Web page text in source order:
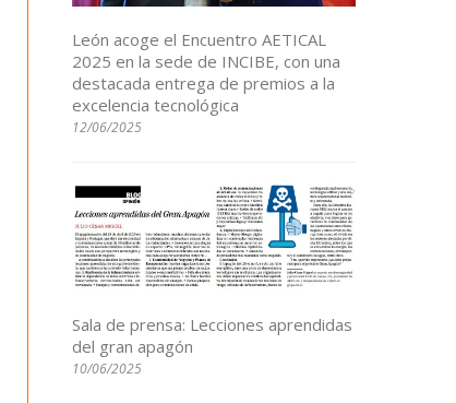
León acoge el Encuentro AETICAL
2025 en la sede de INCIBE, con una
destacada entrega de premios a la
excelencia tecnológica
12/06/2025
Sala de prensa: Lecciones aprendidas
del gran apagón
10/06/2025